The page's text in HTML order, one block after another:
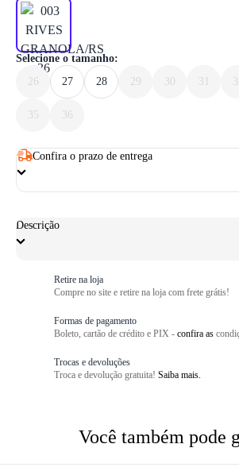
Selecione o tamanho:
26 27 28 29 30 31
35 36
Confira o prazo de entrega
Descrição
Retire na loja
Compre no site e retire na loja com frete grátis!
Formas de pagamento
Boleto, cartão de crédito e PIX - confira as
Trocas e devoluções
Troca e devolução gratuita! Saiba mais.
Você também pode